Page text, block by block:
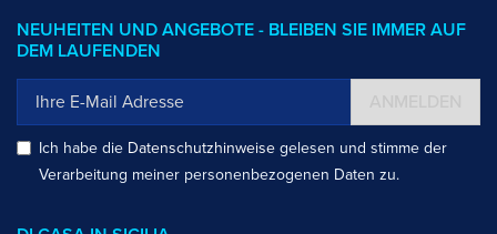
NEUHEITEN UND ANGEBOTE - BLEIBEN SIE IMMER AUF
DEM LAUFENDEN
Ich habe die Datenschutzhinweise gelesen und stimme der
Verarbeitung meiner personenbezogenen Daten zu.